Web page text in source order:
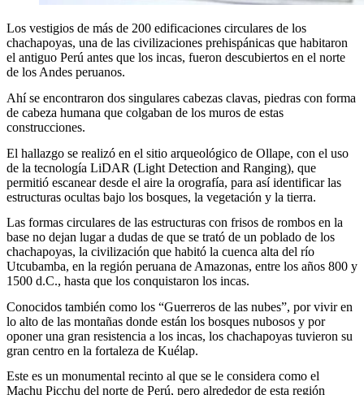
Los vestigios de más de 200 edificaciones circulares de los
chachapoyas, una de las civilizaciones prehispánicas que habitaron
el antiguo Perú antes que los incas, fueron descubiertos en el norte
de los Andes peruanos.
Ahí se encontraron dos singulares cabezas clavas, piedras con forma
de cabeza humana que colgaban de los muros de estas
construcciones.
El hallazgo se realizó en el sitio arqueológico de Ollape, con el uso
de la tecnología LiDAR (Light Detection and Ranging), que
permitió escanear desde el aire la orografía, para así identificar las
estructuras ocultas bajo los bosques, la vegetación y la tierra.
Las formas circulares de las estructuras con frisos de rombos en la
base no dejan lugar a dudas de que se trató de un poblado de los
chachapoyas, la civilización que habitó la cuenca alta del río
Utcubamba, en la región peruana de Amazonas, entre los años 800 y
1500 d.C., hasta que los conquistaron los incas.
Conocidos también como los “Guerreros de las nubes”, por vivir en
lo alto de las montañas donde están los bosques nubosos y por
oponer una gran resistencia a los incas, los chachapoyas tuvieron su
gran centro en la fortaleza de Kuélap.
Este es un monumental recinto al que se le considera como el
Machu Picchu del norte de Perú, pero alrededor de esta región